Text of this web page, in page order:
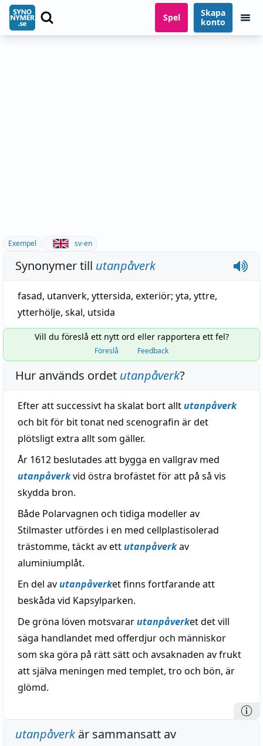
Spel
Skapa
konto
Exempel sv-en
Synonymer till utanpåverk
fasad, utanverk, yttersida, exteriör; yta, yttre,
ytterhölje, skal, utsida
Vill du föreslå ett nytt ord eller rapportera ett fel?
Föreslå Feedback
Hur används ordet utanpåverk?
Efter att successivt ha skalat bort alltutanpåverk
och bit för bit tonat ned scenografin är det
plötsligt extra allt som gäller.
År 1612 beslutades att bygga en vallgrav med
utanpåverkvid östra brofästet för att på så vis
skydda bron.
Både Polarvagnen och tidiga modeller av
Stilmaster utfördes i en med cellplastisolerad
trästomme, täckt av ettutanpåverkav
aluminiumplåt.
En del avutanpåverket finns fortfarande att
beskåda vid Kapsylparken.
De gröna löven motsvararutanpåverket det vill
säga handlandet med offerdjur och människor
som ska göra på rätt sätt och avsaknaden av frukt
att själva meningen med templet, tro och bön, är
glömd.
utanpåverkär sammansatt av